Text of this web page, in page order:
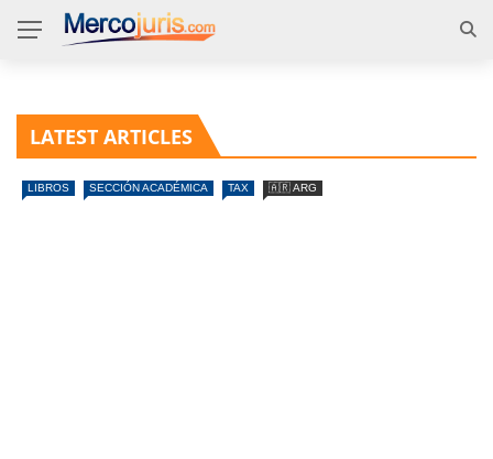
LATEST ARTICLES
LIBROS SECCIÓN ACADÉMICA TAX 🇦🇷 ARG